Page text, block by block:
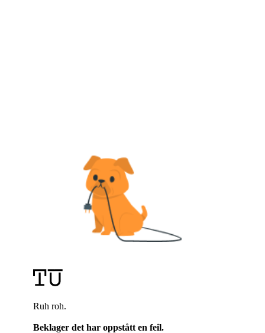
Ruh roh.
Beklager det har oppstått en feil.